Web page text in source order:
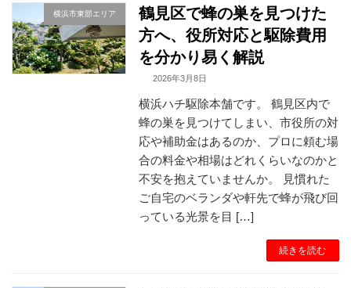
横浜市東部エリア
鶴見区で蜂の巣を見つけた
方へ、役所対応と駆除費用
を分かり易く解説
2026年3月8日
横浜ハチ駆除本舗です。 鶴見区内で
蜂の巣を見つけてしまい、市役所の対
応や補助金はあるのか、プロに頼む場
合の料金や相場はどれくらいなのかと
不安を抱えていませんか。 見慣れた
ご自宅のベランダや軒先で蜂が飛び回
っている光景を目 […]
続きを読む